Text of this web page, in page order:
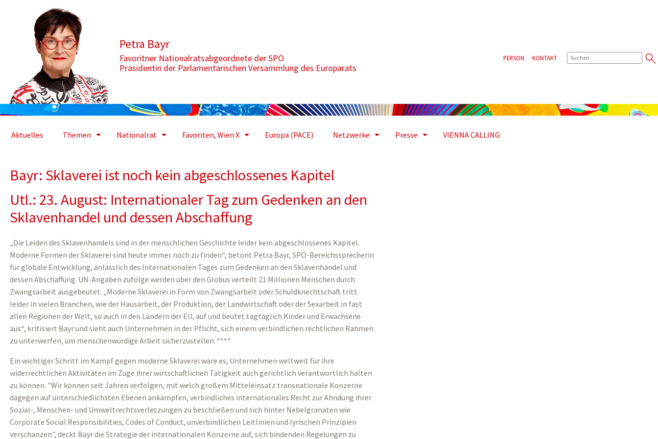
Petra Bayr
Favoritner Nationalratsabgeordnete der SPÖ
Präsidentin der Parlamentarischen Versammlung des Europarats
PERSON KONTAKTSUCHE
Aktuelles Themen Nationalrat Favoriten, Wien X Europa (PACE) Netzwerke Presse VIENNA CALLING
Bayr: Sklaverei ist noch kein abgeschlossenes Kapitel
Utl.: 23. August: Internationaler Tag zum Gedenken an den
Sklavenhandel und dessen Abschaffung
„Die Leiden des Sklavenhandels sind in der menschlichen Geschichte leider kein abgeschlossenes Kapitel.
Moderne Formen der Sklaverei sind heute immer noch zu finden“, betont Petra Bayr, SPÖ-Bereichssprecherin
für globale Entwicklung, anlässlich des Internationalen Tages zum Gedenken an den Sklavenhandel und
dessen Abschaffung. UN-Angaben zufolge werden über den Globus verteilt 21 Millionen Menschen durch
Zwangsarbeit ausgebeutet. „Moderne Sklaverei in Form von Zwangsarbeit oder Schuldknechtschaft tritt
leider in vielen Branchen, wie der Hausarbeit, der Produktion, der Landwirtschaft oder der Sexarbeit in fast
allen Regionen der Welt, so auch in den Ländern der EU, auf und beutet tagtäglich Kinder und Erwachsene
aus“, kritisiert Bayr und sieht auch Unternehmen in der Pflicht, sich einem verbindlichen rechtlichen Rahmen
zu unterwerfen, um menschenwürdige Arbeit sicherzustellen. ****
Ein wichtiger Schritt im Kampf gegen moderne Sklaverei wäre es, Unternehmen weltweit für ihre
widerrechtlichen Aktivitäten im Zuge ihrer wirtschaftlichen Tätigkeit auch gerichtlich verantwortlich halten
zu können. "Wir können seit Jahren verfolgen, mit welch großem Mitteleinsatz transnationale Konzerne
dagegen auf unterschiedlichsten Ebenen ankämpfen, verbindliches internationales Recht zur Ahndung ihrer
Sozial-, Menschen- und Umweltrechtsverletzungen zu beschließen und sich hinter Nebelgranaten wie
Corporate Social Responsibilities, Codes of Conduct, unverbindlichen Leitlinien und lyrischen Prinzipien
verschanzen", deckt Bayr die Strategie der internationalen Konzerne auf, sich bindenden Regelungen zu